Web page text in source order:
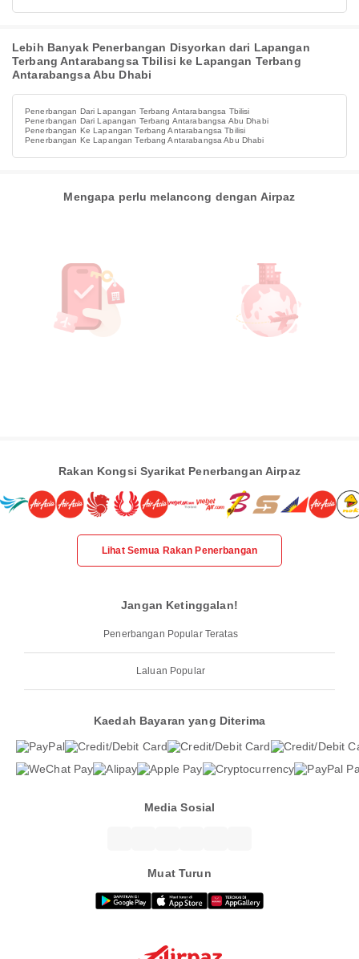
Lebih Banyak Penerbangan Disyorkan dari Lapangan
Terbang Antarabangsa Tbilisi ke Lapangan Terbang
Antarabangsa Abu Dhabi
Penerbangan Dari Lapangan Terbang Antarabangsa Tbilisi
Penerbangan Dari Lapangan Terbang Antarabangsa Abu Dhabi
Penerbangan Ke Lapangan Terbang Antarabangsa Tbilisi
Penerbangan Ke Lapangan Terbang Antarabangsa Abu Dhabi
Mengapa perlu melancong dengan Airpaz
Rakan Kongsi Syarikat Penerbangan Airpaz
Lihat Semua Rakan Penerbangan
Jangan Ketinggalan!
Penerbangan Popular Teratas
Laluan Popular
Kaedah Bayaran yang Diterima
Media Sosial
Muat Turun